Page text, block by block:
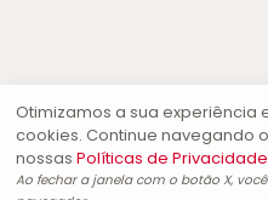
Otimizamos a sua experiência
cookies. Continue navegando
nossas Políticas de Privacidade
Ao fechar a janela com o botão X,